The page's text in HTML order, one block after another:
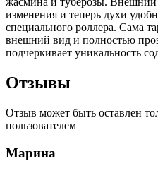
изменения и теперь духи
специального роллера. Сама
внешний вид и полностью
подчеркивает уникальность
Отзывы
Отзыв может быть оставлен
пользователем
Марина